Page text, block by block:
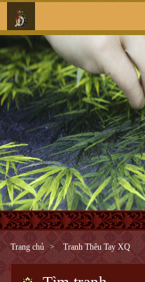
Trang chủ Tranh Thêu Tay XQ